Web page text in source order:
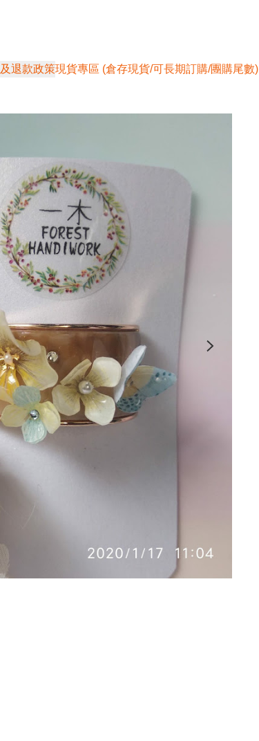
退款政策現貨專區 (倉存現貨/可長期訂購/團購尾數)